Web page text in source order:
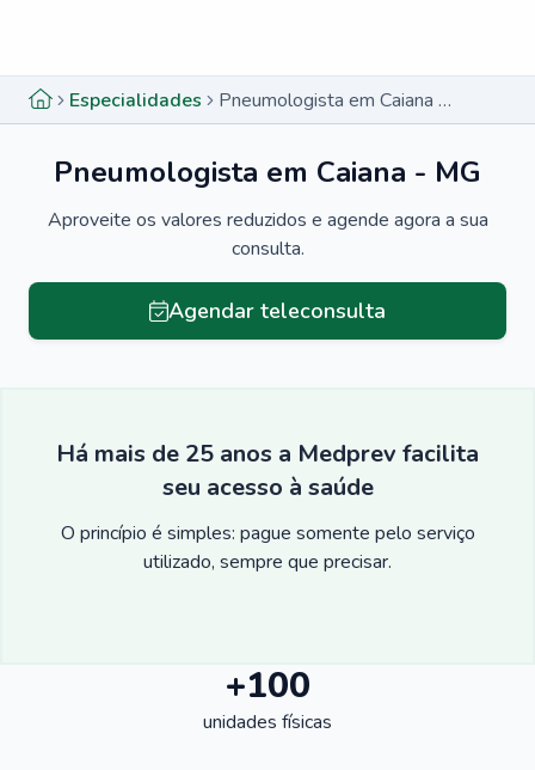
Especialidades Pneumologista em Caiana - MG
Pneumologista em Caiana - MG
Aproveite os valores reduzidos e agende agora a sua
consulta.
Agendar teleconsulta
Há mais de 25 anos a Medprev facilita
seu acesso à saúde
O princípio é simples: pague somente pelo serviço
utilizado, sempre que precisar.
+100
unidades físicas